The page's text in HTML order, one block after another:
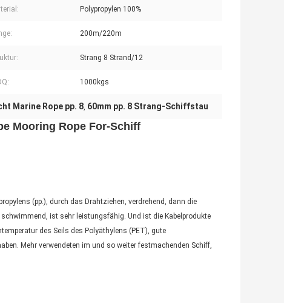
Polypropylen 100%
200m/220m
Strang 8 Strand/12
1000kgs
Marine Rope pp. 8, 60mm pp. 8 Strang-Schiffstau
Mooring Rope For-Schiff
(pp.), durch das Drahtziehen, verdrehend, dann die
ist sehr leistungsfähig. Und ist die Kabelprodukte
des Seils des Polyäthylens (PET), gute
Mehr verwendeten im und so weiter festmachenden Schiff,